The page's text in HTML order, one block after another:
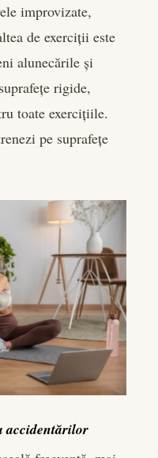
improvizate,
de exerciții este
alunecările și
rigide,
toate exercițiile.
pe suprafețe
accidentărilor